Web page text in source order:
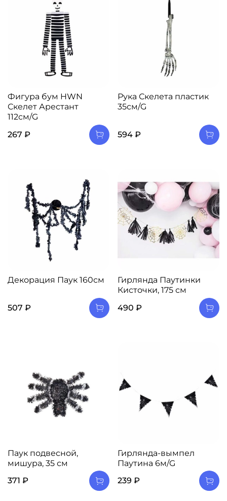
Фигура бум HWN
Скелет Арестант
112см/G
267 ₽
Рука Скелета пластик
35см/G
594 ₽
Декорация Паук 160см
507 ₽
Гирлянда Паутинки
Кисточки, 175 см
490 ₽
Паук подвесной,
мишура, 35 см
371 ₽
Гирлянда-вымпел
Паутина 6м/G
239 ₽